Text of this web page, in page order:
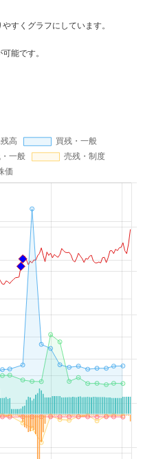
すくグラフにしています。
能です。